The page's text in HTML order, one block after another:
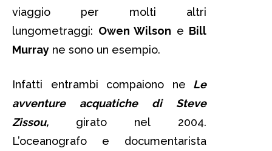
viaggio per molti altri
lungometraggi: Owen Wilson e Bill
Murray ne sono un esempio.
Infatti entrambi compaiono ne Le
avventure acquatiche di Steve
Zissou, girato nel 2004.
L’oceanografo e documentarista